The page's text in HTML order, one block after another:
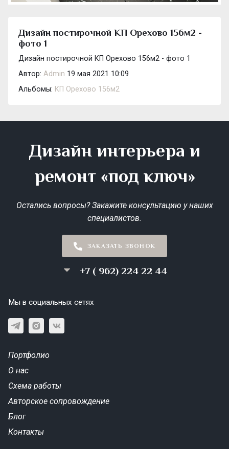
Дизайн постирочной КП Орехово 156м2 -
фото 1
Дизайн постирочной КП Орехово 156м2 - фото 1
Автор: Admin 19 мая 2021 10:09
Альбомы: КП Орехово 156м2
Дизайн интерьера и
ремонт «под ключ»
Остались вопросы? Закажите консультацию у наших
специалистов.
ЗАКАЗАТЬ ЗВОНОК
+7 ( 962) 224 22 44
Мы в социальных сетях
Портфолио
О нас
Схема работы
Авторское сопровождение
Блог
Контакты